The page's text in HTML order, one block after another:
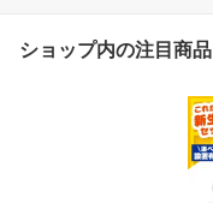
ショップ内の注目商品